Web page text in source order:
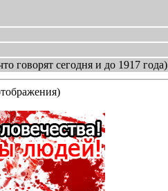
говорят сегодня и до 1917 года)